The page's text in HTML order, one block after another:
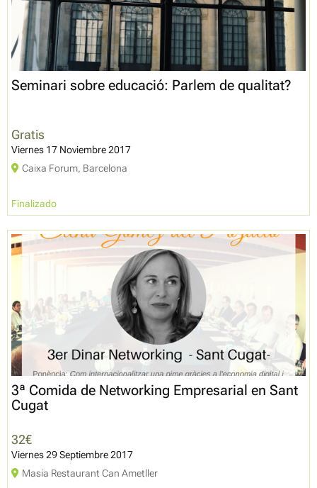
Seminari sobre educació: Parlem de qualitat?
Gratis
Viernes 17 Noviembre 2017
Caixa Forum, Barcelona
Finalizado
3ª Comida de Networking Empresarial en Sant
Cugat
32€
Viernes 29 Septiembre 2017
Masia Restaurant Can Ametller